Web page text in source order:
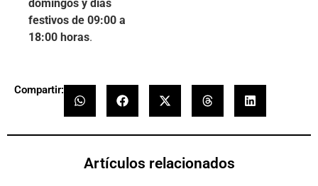
domingos y días
festivos de 09:00 a
18:00 horas.
Compartir:
Artículos relacionados